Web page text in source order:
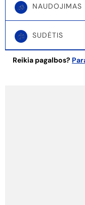
NAUDOJIMAS
SUDĖTIS
Reikia pagalbos?